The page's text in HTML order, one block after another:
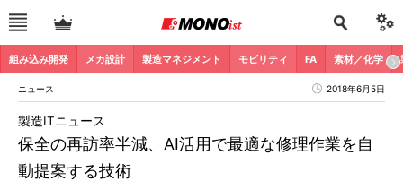
組み込み開発 メカ設計 製造マネジメント モビリティ FA 素材／化学
ニュース 2018年6月5日
保全の再訪率半減、AI活用で最適な修理作業を自
動提案する技術
製造ITニュース